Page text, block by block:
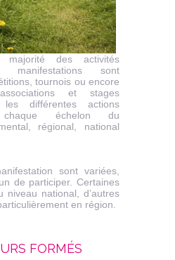
des activités
manifestations sont
tournois ou encore
et stages
différentes actions
échelon du
régional, national
sont variées,
de participer. Certaines
niveau national, d’autres
en région.
FORMÉS